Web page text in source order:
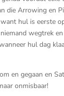
die Arrowing en
hul is eerste
wegtrek
hul dag
en gegaan en
onmisbaar!